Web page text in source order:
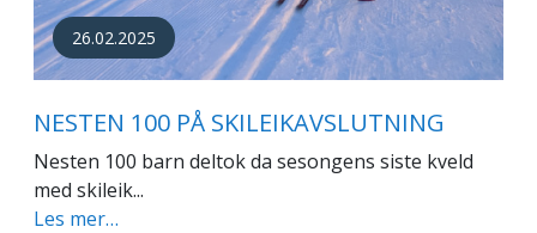
26.02.2025
NESTEN 100 PÅ SKILEIKAVSLUTNING
Nesten 100 barn deltok da sesongens siste kveld
med skileik...
Les mer…